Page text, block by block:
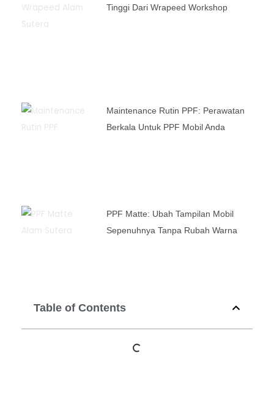
Tinggi Dari Wrapeed Workshop
Maintenance Rutin PPF: Perawatan
Berkala Untuk PPF Mobil Anda
PPF Matte: Ubah Tampilan Mobil
Sepenuhnya Tanpa Rubah Warna
Table of Contents